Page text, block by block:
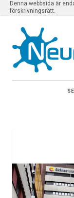
Denna webbsida är
förskrivningsrätt.